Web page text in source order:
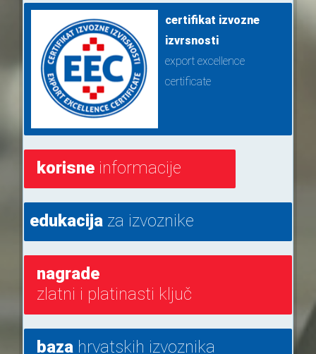
certifikat izvozne
izvrsnosti
export excellence
certificate
korisneinformacije
edukacijaza izvoznike
nagrade
zlatni i platinasti ključ
bazahrvatskih izvoznika